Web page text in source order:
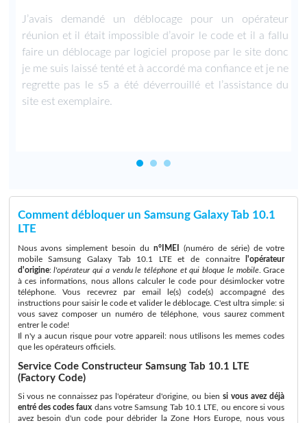
J’avais demandé un déblocage pour un opérateur
réunion et il était impossible d’avoir le code et il a fallu
faire un déblocage par logiciel propose par le site donc
je me suis laissé tenté et à accordé ma confiance et je ne
regrette pas le s5 a été déverrouillé et l’assistance du
site est exemplaire.
Comment débloquer un Samsung Galaxy Tab 10.1
LTE
Nous avons simplement besoin du n°IMEI
(numéro de série) de votre
mobile Samsung Galaxy Tab 10.1 LTE et de connaitre
l'opérateur
d'origine:l'opérateur qui a vendu le téléphone et qui bloque le mobile. Grace
à ces informations, nous allons calculer le code pour désimlocker votre
téléphone. Vous recevrez par email le(s) code(s) accompagné des
instructions pour saisir le code et valider le déblocage. C'est ultra simple: si
vous savez composer un numéro de téléphone, vous saurez comment
entrer le code!
Il n'y a aucun risque pour votre appareil: nous utilisons les memes codes
que les opérateurs officiels.
Service Code Constructeur Samsung Tab 10.1 LTE
(Factory Code)
Si vous ne connaissez pas l'opérateur d'origine, ou bien si vous avez déjà
entré des codes faux dans votre Samsung Tab 10.1 LTE, ou encore si vous
avez besoin d'un code pour débrider la Zone Hors Europe, nous vous